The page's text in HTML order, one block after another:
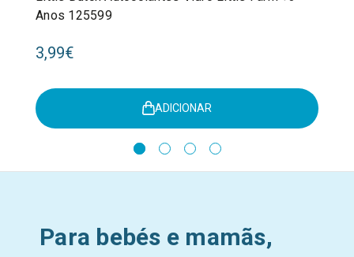
Anos 125599
3,99€
ADICIONAR
Para bebés e mamãs,